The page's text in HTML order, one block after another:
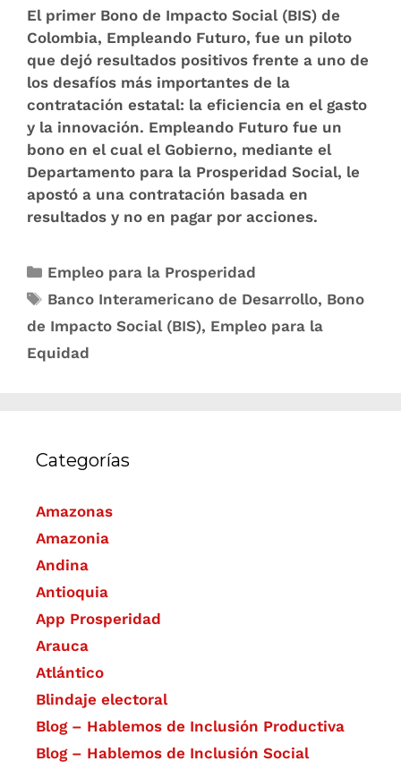
El primer Bono de Impacto Social (BIS) de
Colombia, Empleando Futuro, fue un piloto
que dejó resultados positivos frente a uno de
los desafíos más importantes de la
contratación estatal: la eficiencia en el gasto
y la innovación. Empleando Futuro fue un
bono en el cual el Gobierno, mediante el
Departamento para la Prosperidad Social, le
apostó a una contratación basada en
resultados y no en pagar por acciones.
Empleo para la Prosperidad
Banco Interamericano de Desarrollo, Bono
de Impacto Social (BIS), Empleo para la
Equidad
Categorías
Amazonas
Amazonia
Andina
Antioquia
App Prosperidad
Arauca
Atlántico
Blindaje electoral
Blog – Hablemos de Inclusión Productiva
Blog – Hablemos de Inclusión Social